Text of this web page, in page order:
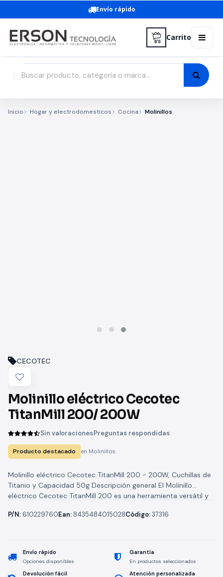
Envío rápido
Carrito
Inicio Hogar y electrodomesticos Cocina Molinillos
CECOTEC
Molinillo eléctrico Cecotec
TitanMill 200/ 200W
Sin valoracionesPreguntas respondidas
Producto destacado en Molinillos
Molinillo eléctrico Cecotec TitanMill 200 - 200W, Cuchillas de
Titanio y Capacidad 50g Descripción general El Molinillo
eléctrico Cecotec TitanMill 200 es una herramienta versátil y
P/N: 610229760Ean: 8435484015028Código:37316
Envío rápido
Opciones disponibles
Garantía
En productos seleccionados
Devolución fácil Atención personalizada